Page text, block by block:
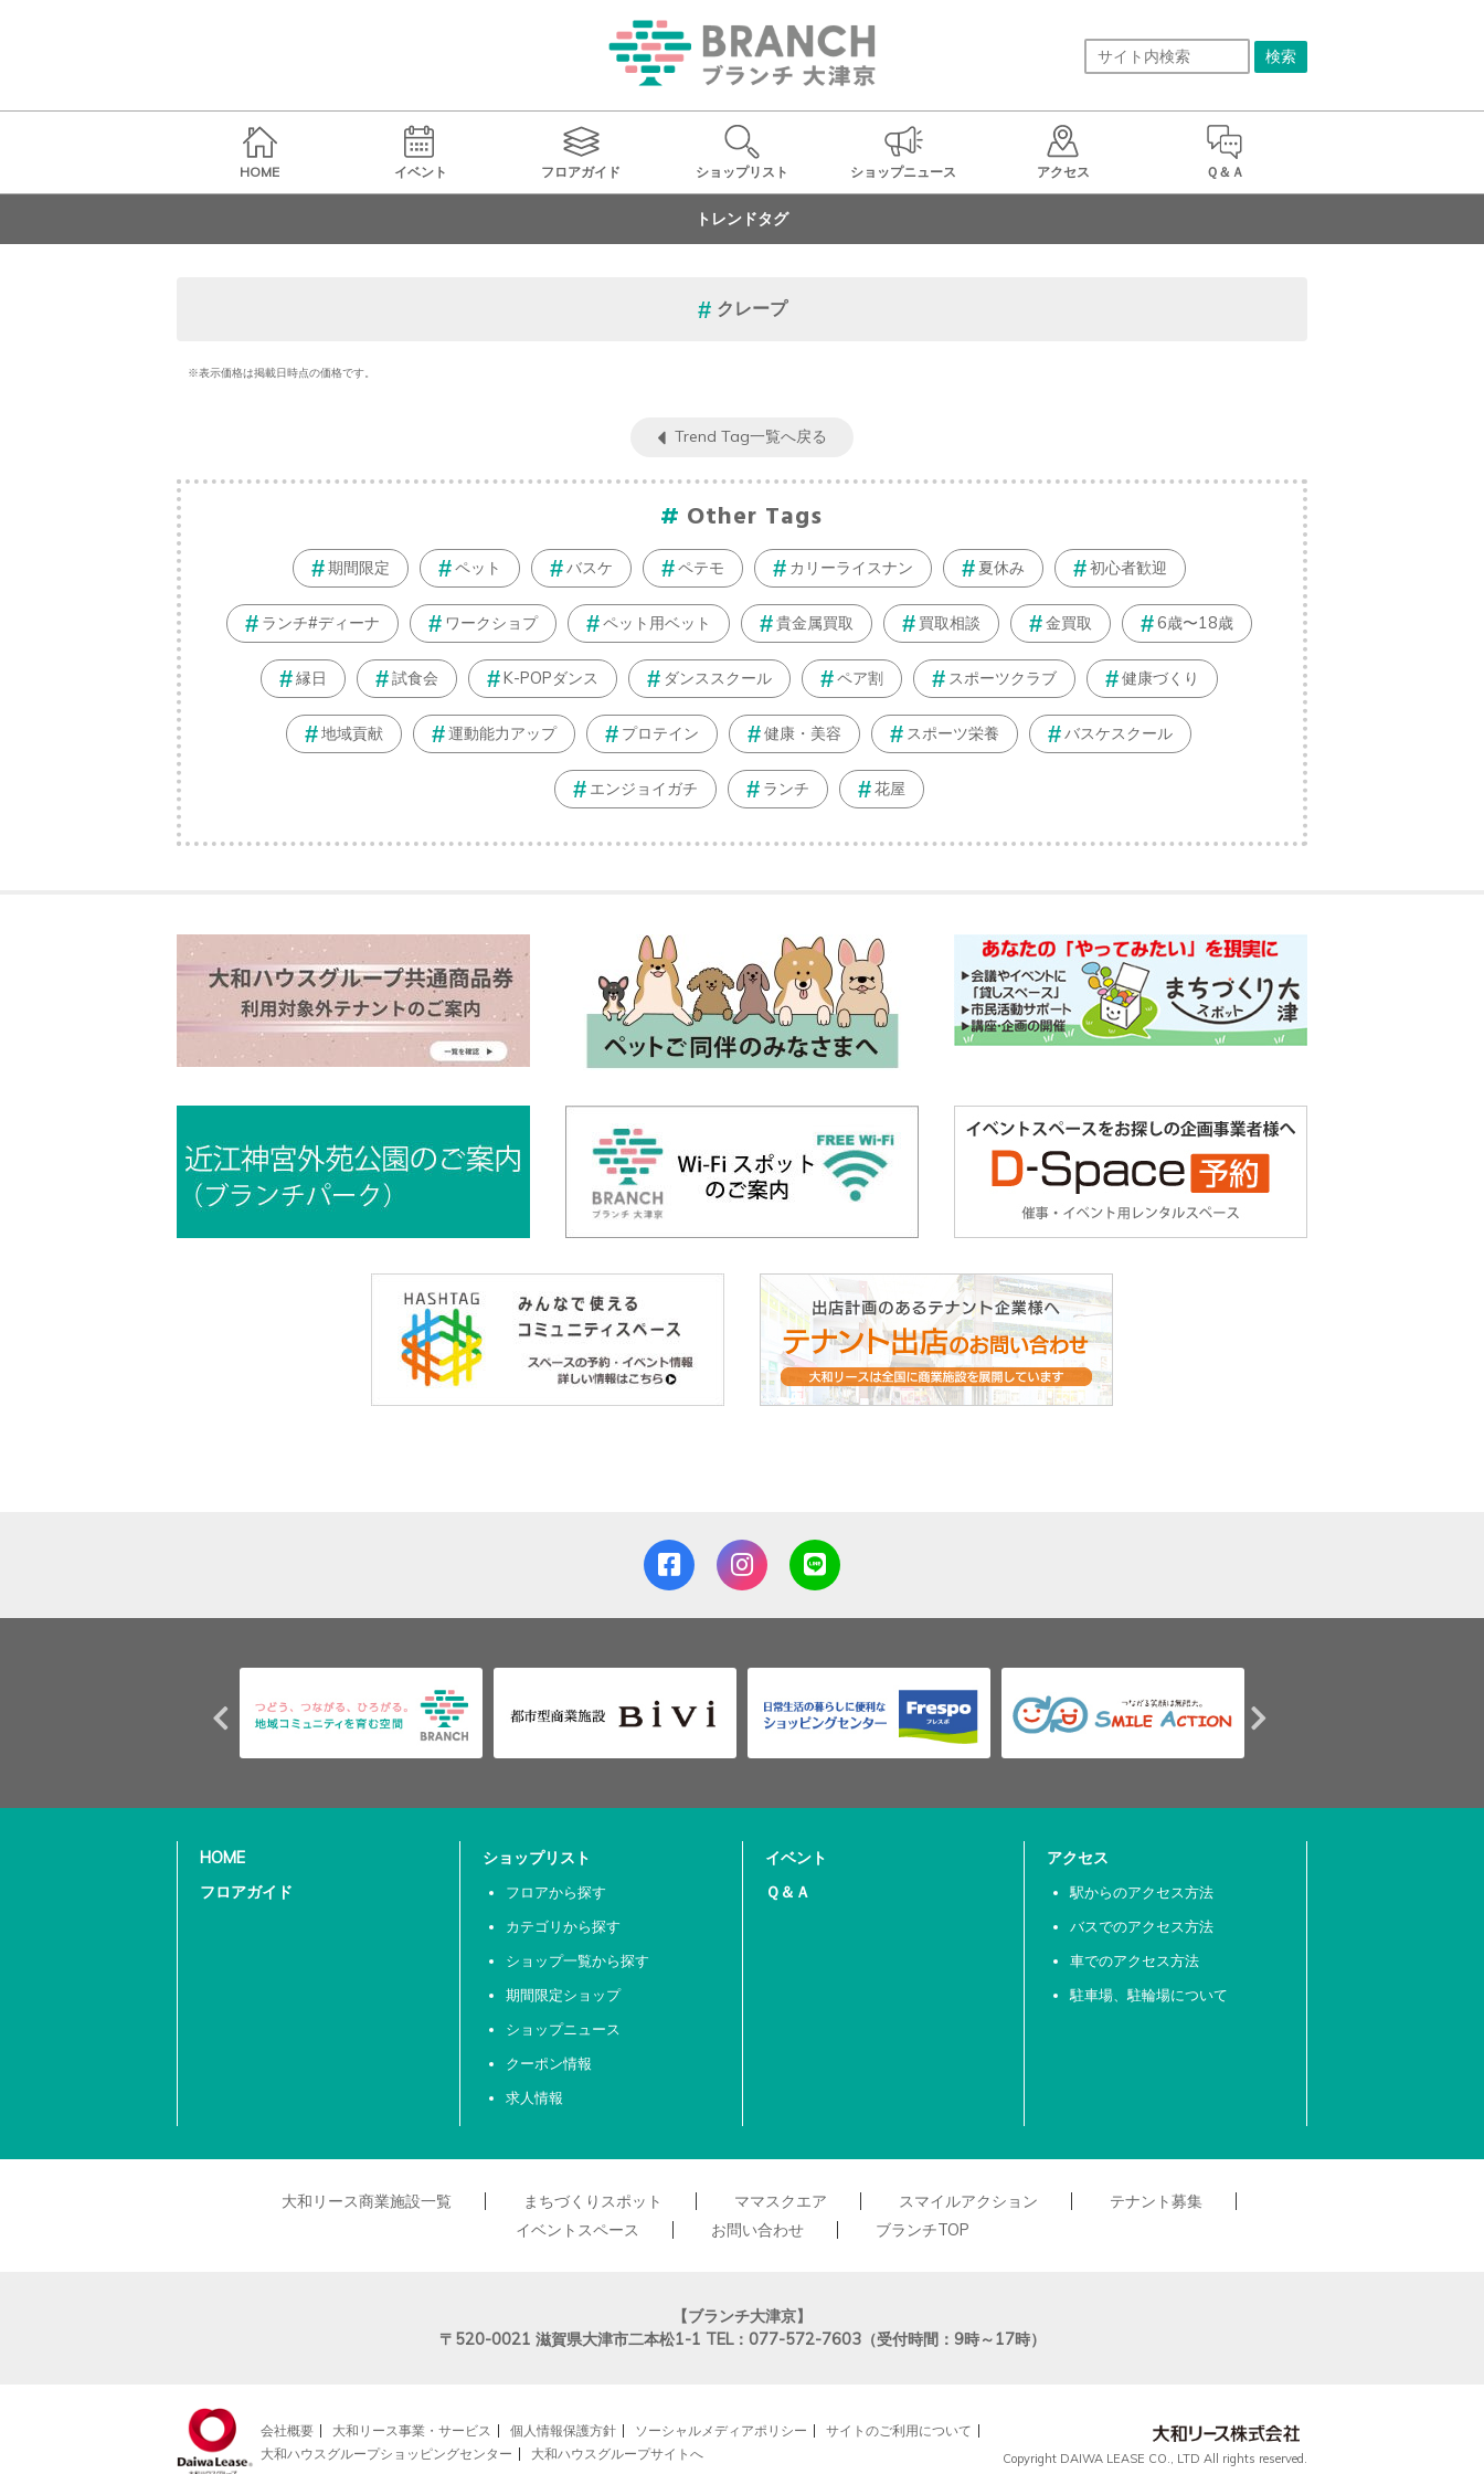
HOME イベント フロアガイド ショップリスト ショップニュース アクセス Ｑ＆Ａ
トレンドタグ
クレープ
※表示価格は掲載日時点の価格です。
Trend Tag一覧へ戻る
Other Tags
期間限定 ペット バスケ ペテモ カリーライスナン 夏休み 初心者歓迎
ランチ#ディーナ ワークショプ ペット用ベット 貴金属買取 買取相談 金買取 6歳〜18歳
縁日 試食会 K-POPダンス ダンススクール ペア割 スポーツクラブ 健康づくり
地域貢献 運動能力アップ プロテイン 健康・美容 スポーツ栄養 バスケスクール
エンジョイガチ ランチ 花屋
HOME
フロアガイド
ショップリスト
フロアから探す
カテゴリから探す
ショップ一覧から探す
期間限定ショップ
ショップニュース
クーポン情報
求人情報
イベント
Ｑ＆Ａ
アクセス
駅からのアクセス方法
バスでのアクセス方法
車でのアクセス方法
駐車場、駐輪場について
大和リース商業施設一覧 まちづくりスポット ママスクエア スマイルアクション
テナント募集
イベントスペース
お問い合わせ ブランチTOP
【ブランチ大津京】
〒520-0021 滋賀県大津市二本松1-1 TEL：077-572-7603（受付時間：9時～17時）
会社概要 大和リース事業・サービス 個人情報保護方針 ソーシャルメディアポリシー
サイトのご利用について
大和ハウスグループショッピングセンター
大和ハウスグループサイトへ Copyright DAIWA LEASE CO., LTD All rights reserved.